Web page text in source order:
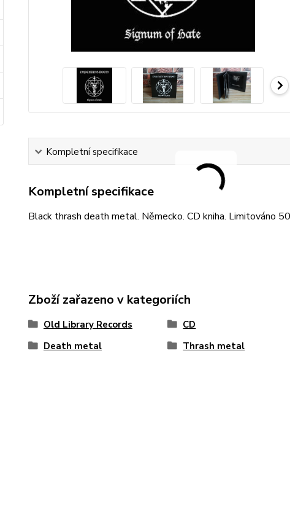
Kompletní specifikace
Kompletní specifikace
Black thrash death metal. Německo. CD kniha. Limitováno
Zboží zařazeno v kategoriích
Old Library Records CD
Death metal
Thrash metal